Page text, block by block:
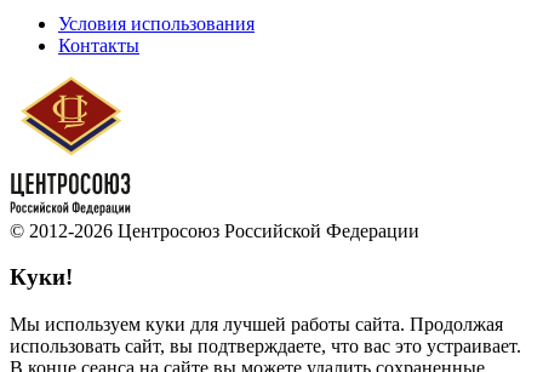
Условия использования
Контакты
© 2012-2026 Центросоюз Российской Федерации
Куки!
Мы используем куки для лучшей работы сайта. Продолжая
использовать сайт, вы подтверждаете, что вас это устраивает.
В конце сеанса на сайте вы можете удалить сохраненные